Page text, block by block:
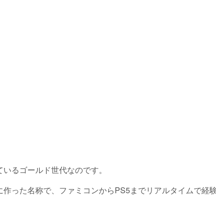
るゴールド世代なのです。
った名称で、ファミコンからPS5までリアルタイムで経